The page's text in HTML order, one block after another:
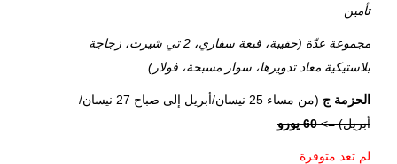
تأمين
مجموعة عدّة (حقيبة، قبعة سفاري، 2 تي شيرت، زجاجة
بلاستيكية معاد تدويرها، سوار مسبحة، فولار)
الحزمة ج
(من مساء 25 نيسان/أبريل إلى صباح 27 نيسان/
أبريل) =>60 يورو
لم تعد متوفرة